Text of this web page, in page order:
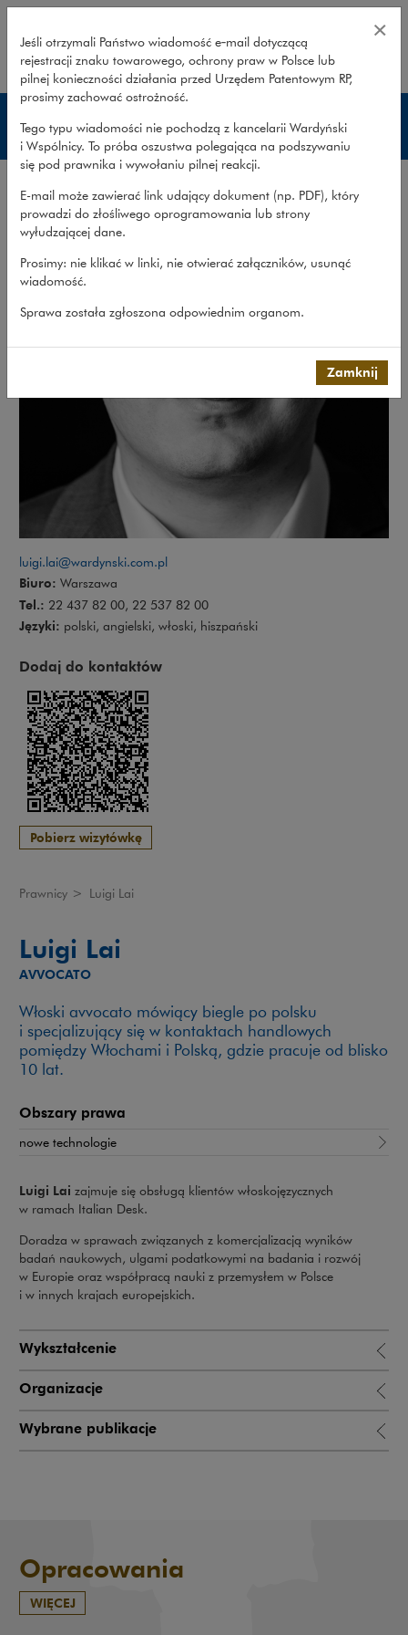
Luigi Lai – Wardyński i Wspólnicy
Prawnicy
luigi.lai@wardynski.com.pl
Biuro: Warszawa
Tel.: 22 437 82 00, 22 537 82 00
Języki: polski, angielski, włoski, hiszpański
Dodaj do kontaktów
Pobierz wizytówkę
Prawnicy > Luigi Lai
Luigi Lai
AVVOCATO
Włoski avvocato mówiący biegle po polsku
i specjalizujący się w kontaktach handlowych
pomiędzy Włochami i Polską, gdzie pracuje od blisko
10 lat.
Obszary prawa
nowe technologie
Luigi Lai zajmuje się obsługą klientów włoskojęzycznych
w ramach Italian Desk.
Doradza w sprawach związanych z komercjalizacją wyników
badań naukowych, ulgami podatkowymi na badania i rozwój
w Europie oraz współpracą nauki z przemysłem w Polsce
i w innych krajach europejskich.
Wykształcenie
Organizacje
Wybrane publikacje
Opracowania
WIĘCEJ
Jeśli otrzymali Państwo wiadomość e‑mail dotyczącą
rejestracji znaku towarowego, ochrony praw w Polsce lub
pilnej konieczności działania przed Urzędem Patentowym RP,
prosimy zachować ostrożność.
Tego typu wiadomości nie pochodzą z kancelarii Wardyński
i Wspólnicy. To próba oszustwa polegająca na podszywaniu
się pod prawnika i wywołaniu pilnej reakcji.
E-mail może zawierać link udający dokument (np. PDF), który
prowadzi do złośliwego oprogramowania lub strony
wyłudzającej dane.
Prosimy: nie klikać w linki, nie otwierać załączników, usunąć
wiadomość.
Sprawa została zgłoszona odpowiednim organom.
×
Zamknij